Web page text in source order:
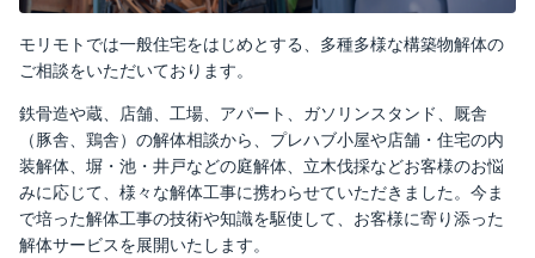
モリモトでは一般住宅をはじめとする、多種多様な構築物解体の
ご相談をいただいております。
鉄骨造や蔵、店舗、工場、アパート、ガソリンスタンド、厩舎
（豚舎、鶏舎）の解体相談から、プレハブ小屋や店舗・住宅の内
装解体、塀・池・井戸などの庭解体、立木伐採などお客様のお悩
みに応じて、様々な解体工事に携わらせていただきました。今ま
で培った解体工事の技術や知識を駆使して、お客様に寄り添った
解体サービスを展開いたします。